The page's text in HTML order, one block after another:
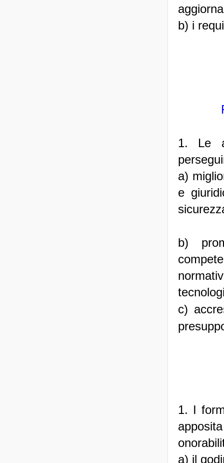
b) i
1. Le
a)
e
b)
c)
1. I
a) il